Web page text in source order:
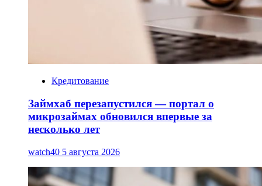
Кредитование
Займхаб перезапустился — портал о
микрозаймах обновился впервые за
несколько лет
watch40 5 августа 2026